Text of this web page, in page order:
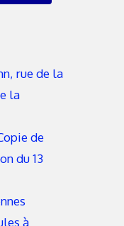
rue de la
la
de
du 13
à